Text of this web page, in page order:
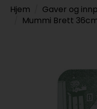
Hjem Gaver og
Mummi Brett